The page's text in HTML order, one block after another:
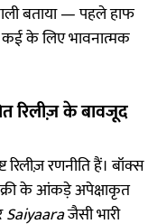
बताया — पहले हाफ
के लिए भावनात्मक
रिलीज़ के बावजूद
रिलीज़ रणनीति हैं। बॉक्स
के आंकड़े अपेक्षाकृत
Saiyaaraजैसी भारी